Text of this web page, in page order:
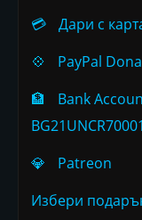
💳
Дари с
💠
PayPal
🏦
Bank
💎
Patreon
Избери